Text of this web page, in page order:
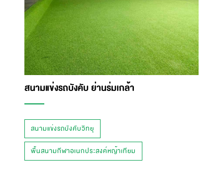
สนามแข่งรถบังคับ ย่านร่มเกล้า
สนามแข่งรถบังคับวิทยุ
พื้นสนามกีฬาอเนกประสงค์หญ้าเทียม